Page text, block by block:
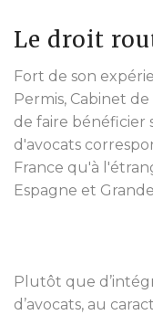
Le droit
Fort de son
Permis, Cabinet
de faire bénéficier
d'avocats
France qu'à
Espagne et
Plutôt que
d’avocats, au